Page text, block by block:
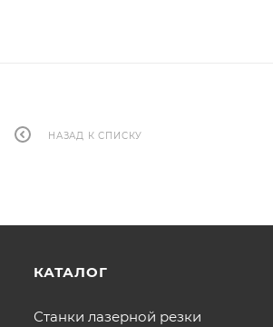
НАЗАД К СПИСКУ
КАТАЛОГ
Станки лазерной резки